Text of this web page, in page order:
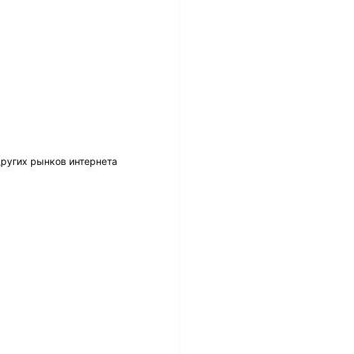
рынков интернета